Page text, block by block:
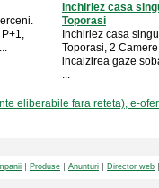
Inchiriez casa
Toporasi
Inchiriez casa
Toporasi, 2
incalzirea gaze
...
eliberabile fara reteta), e-
Produse Anunturi Director web